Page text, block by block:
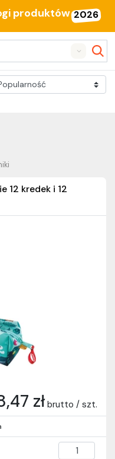
produktów 2026
Search
12 kredek i 12
zł brutto / szt.